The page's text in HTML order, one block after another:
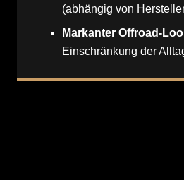
(abhängig von
Markanter Offroad-
Einschränkung der